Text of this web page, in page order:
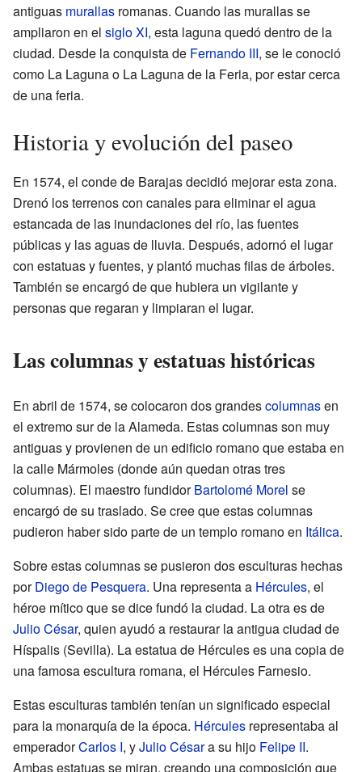
antiguas murallas romanas. Cuando las murallas se
ampliaron en el siglo XI, esta laguna quedó dentro de la
ciudad. Desde la conquista de Fernando III, se le conoció
como La Laguna o La Laguna de la Feria, por estar cerca
de una feria.
Historia y evolución del paseo
En 1574, el conde de Barajas decidió mejorar esta zona.
Drenó los terrenos con canales para eliminar el agua
estancada de las inundaciones del río, las fuentes
públicas y las aguas de lluvia. Después, adornó el lugar
con estatuas y fuentes, y plantó muchas filas de árboles.
También se encargó de que hubiera un vigilante y
personas que regaran y limpiaran el lugar.
Las columnas y estatuas históricas
En abril de 1574, se colocaron dos grandescolumnasen
el extremo sur de la Alameda. Estas columnas son muy
antiguas y provienen de un edificio romano que estaba en
la calle Mármoles (donde aún quedan otras tres
columnas). El maestro fundidorBartolomé Morel se
encargó de su traslado. Se cree que estas columnas
pudieron haber sido parte de un templo romano en Itálica.
Sobre estas columnas se pusieron dos esculturas hechas
porDiego de Pesquera. Una representa a Hércules, el
héroe mítico que se dice fundó la ciudad. La otra es de
Julio César, quien ayudó a restaurar la antigua ciudad de
Híspalis (Sevilla). La estatua de Hércules es una copia de
una famosa escultura romana, el Hércules Farnesio.
Estas esculturas también tenían un significado especial
para la monarquía de la época. Hércules representaba al
emperadorCarlos I, yJulio Césara su hijo Felipe II.
Ambas estatuas se miran, creando una composición que